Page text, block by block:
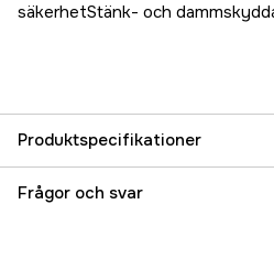
säkerhetStänk- och
Produktspecifikationer
Referensnummer
Frågor och svar